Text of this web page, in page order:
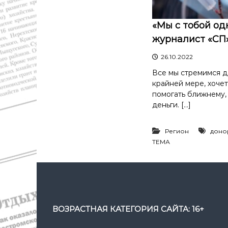
а
в
д
а
"
и
о
с
р
о
м
ы
К
о
т
с
к
«Мы с тобой
журналист
26.10.2022
Все мы стремимся
крайней мере,
помогать
деньги. […]
Регион
ТЕМА
ВОЗРАСТНАЯ КАТЕГОРИЯ САЙТА: 16+